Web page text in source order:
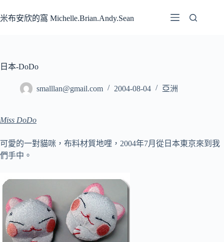
至
容
米布安欣的窩 Michelle.Brian.Andy.Sean
日本-DoDo
smalllan@gmail.com 2004-08-04 亞洲
Miss DoDo
可愛的一對貓咪，布料材質地哩，2004年7月從日本東京來到我
們手中。